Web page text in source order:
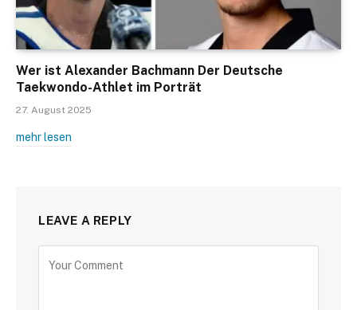
Wer ist Alexander Bachmann Der Deutsche
Taekwondo-Athlet im Porträt
27. August 2025
mehr lesen
LEAVE A REPLY